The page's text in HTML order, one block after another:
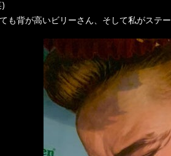
も背が高いビリーさん、そして私がステ